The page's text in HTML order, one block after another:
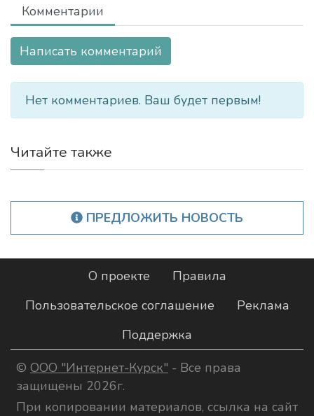
Комментарии
Написать комментарий
Нет комментариев. Ваш будет первым!
Читайте также
ПРЕДЛОЖИТЬ НОВОСТЬ
О проекте
Правила
Пользовательское соглашение
Реклама
Поддержка
© ООО "Интернет-Курск" - Все права
защищены 2026г.
При копировании материалов, ссылка на сайт